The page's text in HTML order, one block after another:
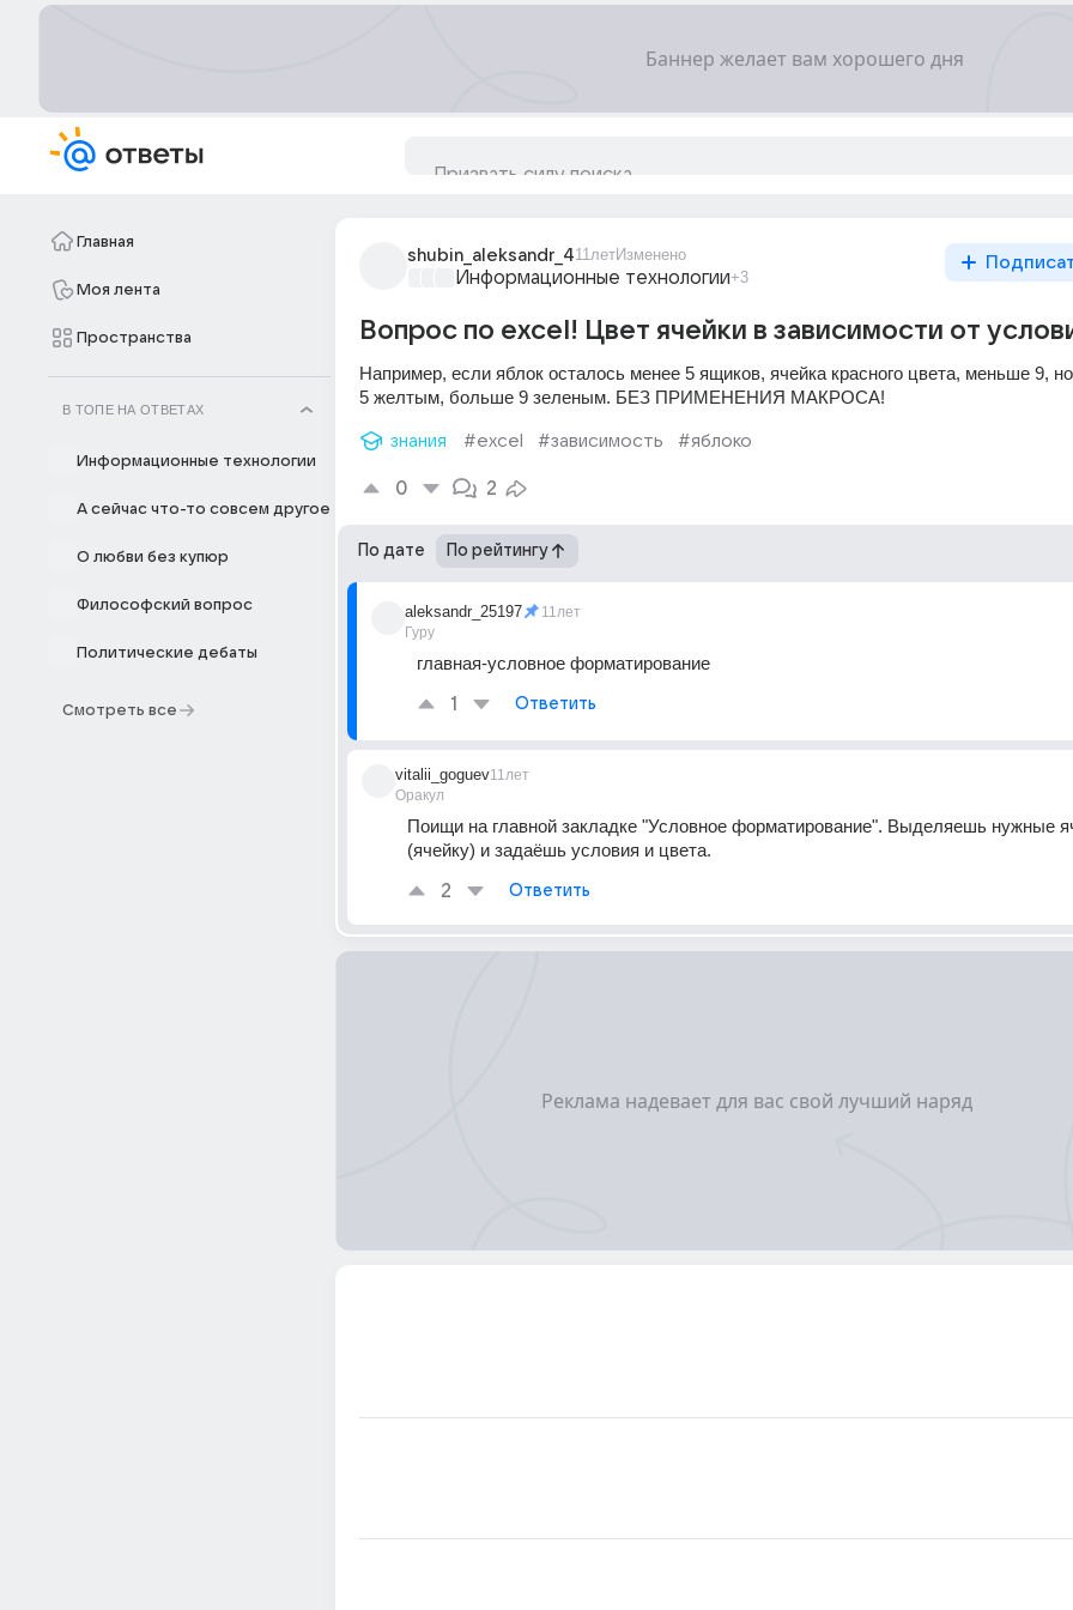
Главная
Моя лента
Пространства
В ТОПЕ НА ОТВЕТАХ
Информационные технологии
А сейчас что-то совсем другое
О любви без купюр
Философский вопрос
Политические дебаты
Смотреть все
shubin_aleksandr_411летИзменено
Информационные технологии+3
Вопрос по excel! Цвет ячейки в зависимости от
Например, если яблок осталось менее 5 ящиков, ячейка красного цвета, меньше 9,
5 желтым, больше 9 зеленым. БЕЗ ПРИМЕНЕНИЯ МАКРОСА!
знания #excel #зависимость #яблоко
0 2
По дате По рейтингу
aleksandr_25197
Гуру
11лет
главная-условное форматирование
1 Ответить
vitalii_goguev
Оракул
11лет
Поищи на главной закладке "Условное форматирование". Выделяешь нужные
(ячейку) и задаёшь условия и цвета.
2 Ответить